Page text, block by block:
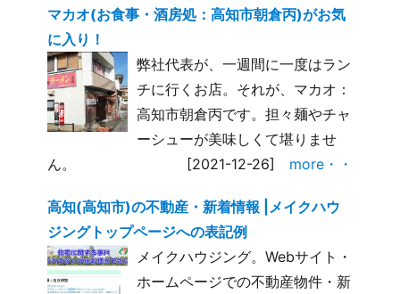
マカオ(お食事・酒房処：高知市朝倉丙)がお気
に入り！
弊社代表が、一週間に一度はラン
チに行くお店。それが、マカオ：
高知市朝倉丙です。担々麺やチャ
ーシューが美味しくて堪りませ
ん。
[2021-12-26] more・・
高知(高知市)の不動産・新着情報 |メイクハウ
ジングトップページへの表記例
メイクハウジング。Webサイト・
ホームページでの不動産物件・新